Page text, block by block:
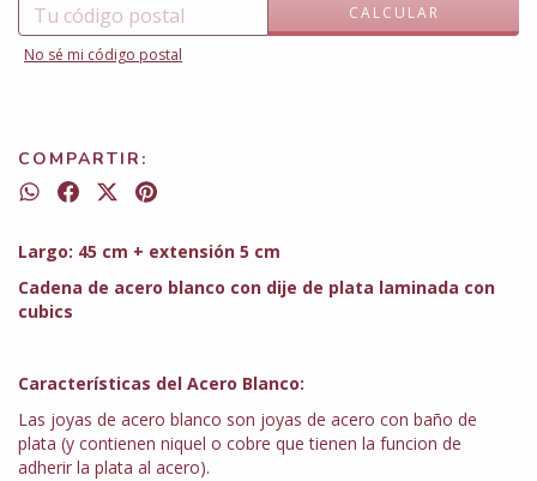
CALCULAR
No sé mi código postal
COMPARTIR:
Largo: 45 cm + extensión 5 cm
Cadena de acero blanco con dije de plata laminada con
cubics
Características del Acero Blanco:
Las joyas de acero blanco son joyas de acero con baño de
plata (y contienen niquel o cobre que tienen la funcion de
adherir la plata al acero).